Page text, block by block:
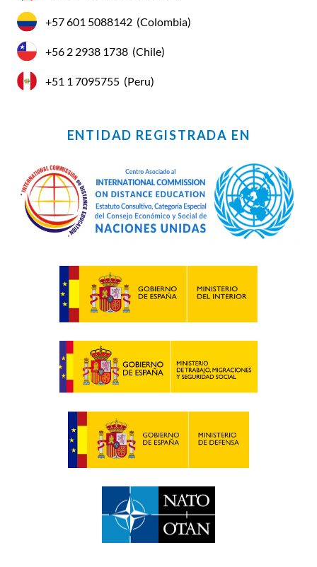
+57 601 5088142 (Colombia)
+56 2 2938 1738 (Chile)
+51 1 7095755 (Peru)
ENTIDAD REGISTRADA EN